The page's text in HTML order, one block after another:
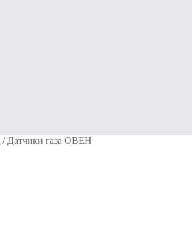
/ Датчики газа ОВЕН